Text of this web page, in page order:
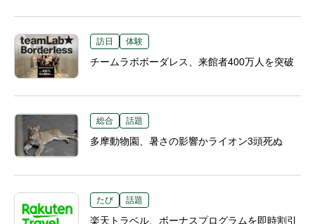
訪日 体験
チームラボボーダレス、来館者400万人を突破
総合 話題
多摩動物園、暑さの影響かライオン3頭死ぬ
たび 話題
楽天トラベル、ボーナスプログラムを即時割引